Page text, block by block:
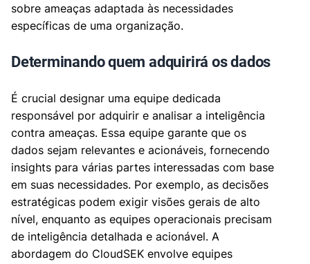
sobre ameaças adaptada às necessidades
específicas de uma organização.
Determinando quem adquirirá os dados
É crucial designar uma equipe dedicada
responsável por adquirir e analisar a inteligência
contra ameaças. Essa equipe garante que os
dados sejam relevantes e acionáveis, fornecendo
insights para várias partes interessadas com base
em suas necessidades. Por exemplo, as decisões
estratégicas podem exigir visões gerais de alto
nível, enquanto as equipes operacionais precisam
de inteligência detalhada e acionável. A
abordagem do CloudSEK envolve equipes